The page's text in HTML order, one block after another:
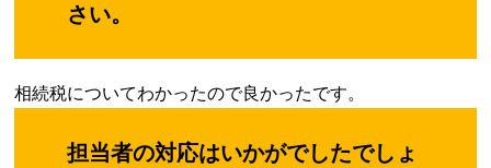
さい。
相続税についてわかったので良かったです。
担当者の対応はいかがでしたでしょ